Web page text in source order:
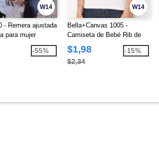
W14
- Remera ajustada
para mujer
-55%
W14
Bella+Canvas 1005 -
Camiseta de Bebé Rib de
Manga Corta con Cuello en
V
$1,98
$2,34
-15%